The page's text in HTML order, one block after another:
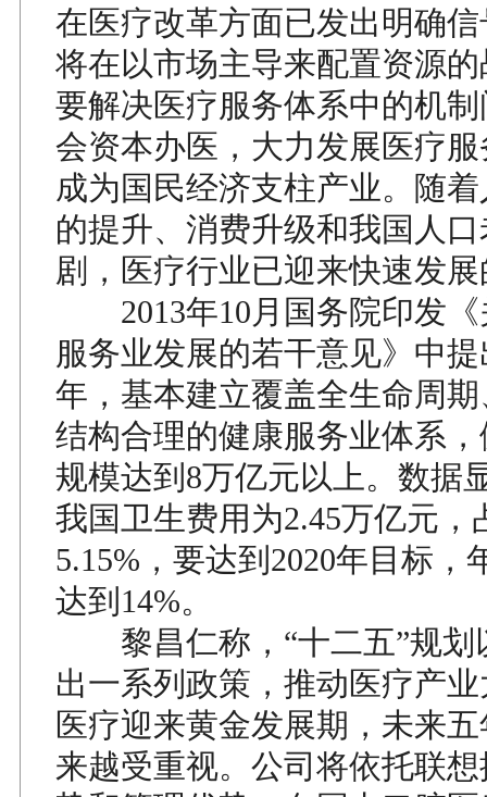
在医疗改革方面已发出明确
将在以市场主导来配置资源
要解决医疗服务体系中的机
会资本办医，大力发展医疗
成为国民经济支柱产业。随
的提升、消费升级和我国人
剧，医疗行业已迎来快速发
2013年10月国务院印发《
服务业发展的若干意见》中提
年，基本建立覆盖全生命周
结构合理的健康服务业体系
规模达到8万亿元以上。数据
我国卫生费用为2.45万亿元，
5.15%，要达到2020年目标，
达到14%。
黎昌仁称，“十二五”规划
出一系列政策，推动医疗产
医疗迎来黄金发展期，未来
来越受重视。公司将依托联